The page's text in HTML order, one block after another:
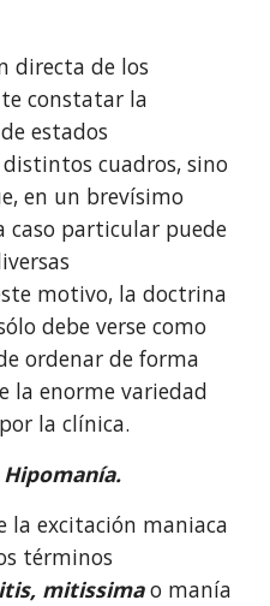
directa de los
constatar la
estados
cuadros, sino
en un brevísimo
caso particular puede
motivo, la doctrina
debe verse como
ordenar de forma
la enorme variedad
la clínica.
Hipomanía.
la excitación maniaca
mitissima o manía